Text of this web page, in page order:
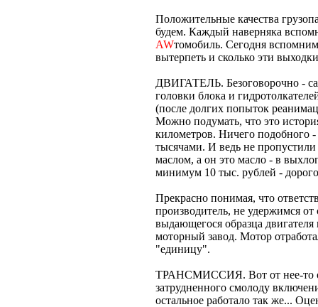
Положительные качества
будем. Каждый наверняка
AWтомобиль. Сегодня
вытерпеть и сколько эти
ДВИГАТЕЛЬ. Безоговорочно -
головки блока и
(после долгих попыток
Можно подумать, что это
километров. Ничего подобного
тысячами. И ведь не
маслом, а он это масло - в
минимум 10 тыс. рублей -
Прекрасно понимая, что
производитель, не удержимся от
выдающегося образца
моторный завод. Мотор
"единицу".
ТРАНСМИССИЯ. Вот от нее-то
затрудненного смолоду
остальное работало так же...